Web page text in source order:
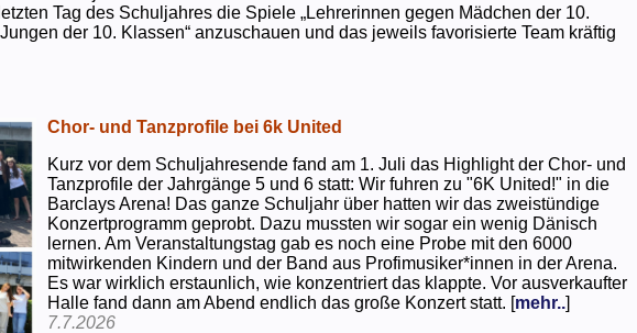
Tag des Schuljahres die Spiele „Lehrerinnen gegen Mädchen der 10.
der 10. Klassen“ anzuschauen und das jeweils favorisierte Team kräftig
Chor- und Tanzprofile bei 6k United
Kurz vor dem Schuljahresende fand am 1. Juli das Highlight der Chor- und
Tanzprofile der Jahrgänge 5 und 6 statt: Wir fuhren zu "6K United!" in die
Barclays Arena! Das ganze Schuljahr über hatten wir das zweistündige
Konzertprogramm geprobt. Dazu mussten wir sogar ein wenig Dänisch
lernen. Am Veranstaltungstag gab es noch eine Probe mit den 6000
mitwirkenden Kindern und der Band aus Profimusiker*innen in der Arena.
Es war wirklich erstaunlich, wie konzentriert das klappte. Vor ausverkaufter
Halle fand dann am Abend endlich das große Konzert statt. [mehr..]
7.7.2026